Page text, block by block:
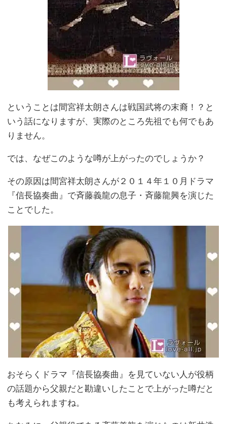
ということは間宮祥太朗さんは戦国武将の末裔！？と
いう話になりますが、実際のところ先祖でも何でもあ
りません。
では、なぜこのような噂が上がったのでしょうか？
その原因は間宮祥太朗さんが２０１４年１０月ドラマ
『信長協奏曲』で斉藤義龍の息子・斉藤龍興を演じた
ことでした。
おそらくドラマ『信長協奏曲』を見ていない人が役柄
の話題から父親だと勘違いしたことで上がった噂だと
も考えられますね。